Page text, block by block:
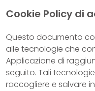
Cookie Policy di
Questo documento
alle tecnologie che
Applicazione di
seguito. Tali
raccogliere e salvare